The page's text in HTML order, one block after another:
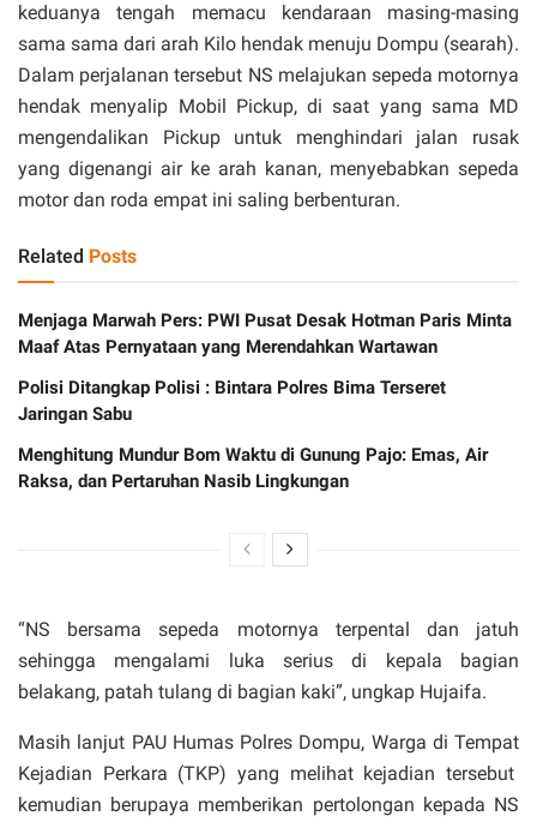
keduanya tengah memacu kendaraan masing-masing
sama sama dari arah Kilo hendak menuju Dompu (searah).
Dalam perjalanan tersebut NS melajukan sepeda motornya
hendak menyalip Mobil Pickup, di saat yang sama MD
mengendalikan Pickup untuk menghindari jalan rusak
yang digenangi air ke arah kanan, menyebabkan sepeda
motor dan roda empat ini saling berbenturan.
Related Posts
Menjaga Marwah Pers: PWI Pusat Desak Hotman Paris Minta
Maaf Atas Pernyataan yang Merendahkan Wartawan
Polisi Ditangkap Polisi : Bintara Polres Bima Terseret
Jaringan Sabu
Menghitung Mundur Bom Waktu di Gunung Pajo: Emas, Air
Raksa, dan Pertaruhan Nasib Lingkungan
“NS bersama sepeda motornya terpental dan jatuh
sehingga mengalami luka serius di kepala bagian
belakang, patah tulang di bagian kaki”, ungkap Hujaifa.
Masih lanjut PAU Humas Polres Dompu, Warga di Tempat
Kejadian Perkara (TKP) yang melihat kejadian tersebut
kemudian berupaya memberikan pertolongan kepada NS